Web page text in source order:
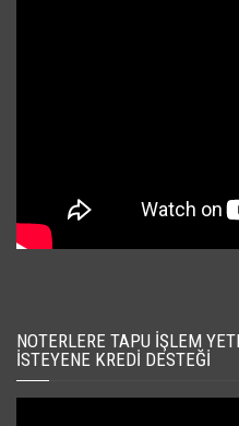
NOTERLERE TAPU İŞLEM
İSTEYENE KREDI DESTEĞI